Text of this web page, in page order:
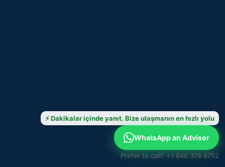
⚡ Dakikalar içinde yanıt. Bize ulaşmanın en hızlı yolu
WhatsApp an Advisor
Prefer to call? +1 646 376 8752